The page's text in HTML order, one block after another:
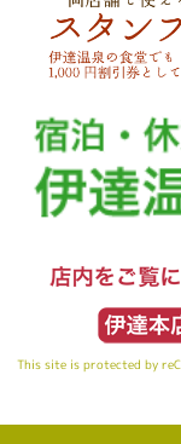
This site is protected by